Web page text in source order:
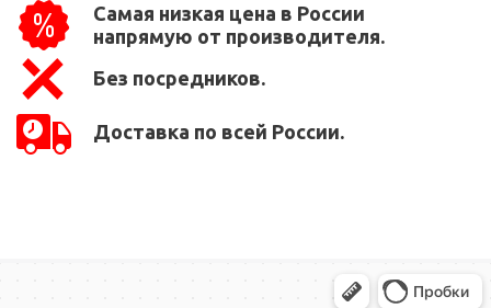
Самая низкая цена в России
напрямую от производителя.
Без посредников.
Доставка по всей России.